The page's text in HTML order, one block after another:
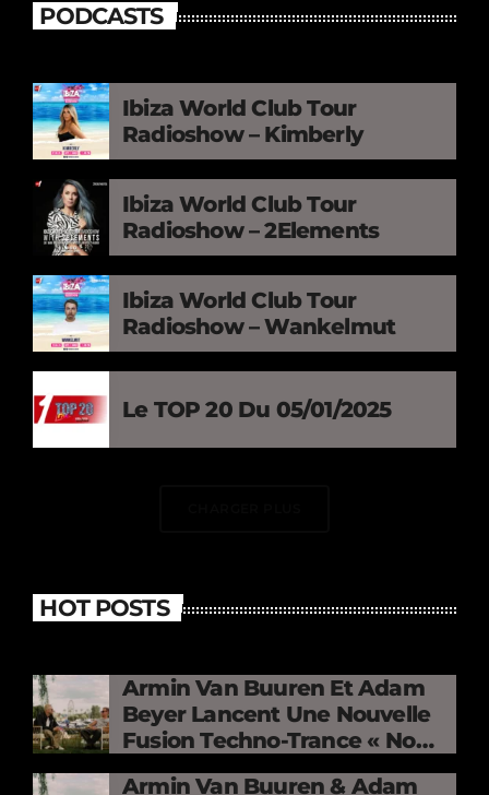
PODCASTS
Ibiza World Club Tour
Radioshow – Kimberly
Ibiza World Club Tour
Radioshow – 2Elements
Ibiza World Club Tour
Radioshow – Wankelmut
Le TOP 20 Du 05/01/2025
HOT POSTS
Armin Van Buuren Et Adam
Beyer Lancent Une Nouvelle
Fusion Techno-Trance « No
Armin Van Buuren & Adam